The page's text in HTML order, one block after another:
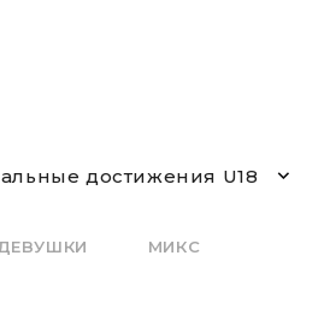
достижения U18
МИКС